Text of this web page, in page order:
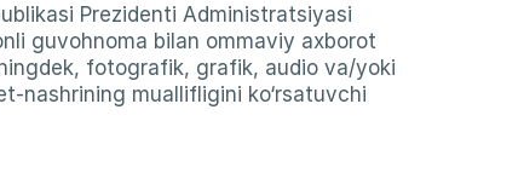
Prezidenti Administratsiyasi
guvohnoma bilan ommaviy axborot
fotografik, grafik, audio va/yoki
nashrining muallifligini ko‘rsatuvchi